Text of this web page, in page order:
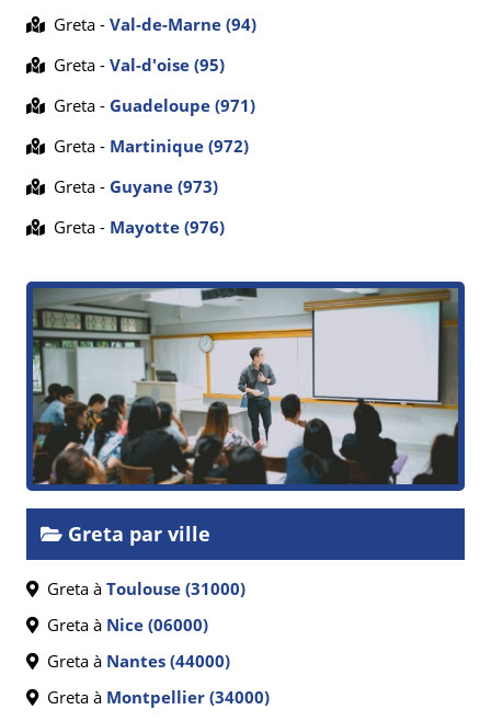
Greta - Val-de-Marne (94)
Greta - Val-d'oise (95)
Greta - Guadeloupe (971)
Greta - Martinique (972)
Greta - Guyane (973)
Greta - Mayotte (976)
Greta par ville
Greta à Toulouse (31000)
Greta à Nice (06000)
Greta à Nantes (44000)
Greta à Montpellier (34000)